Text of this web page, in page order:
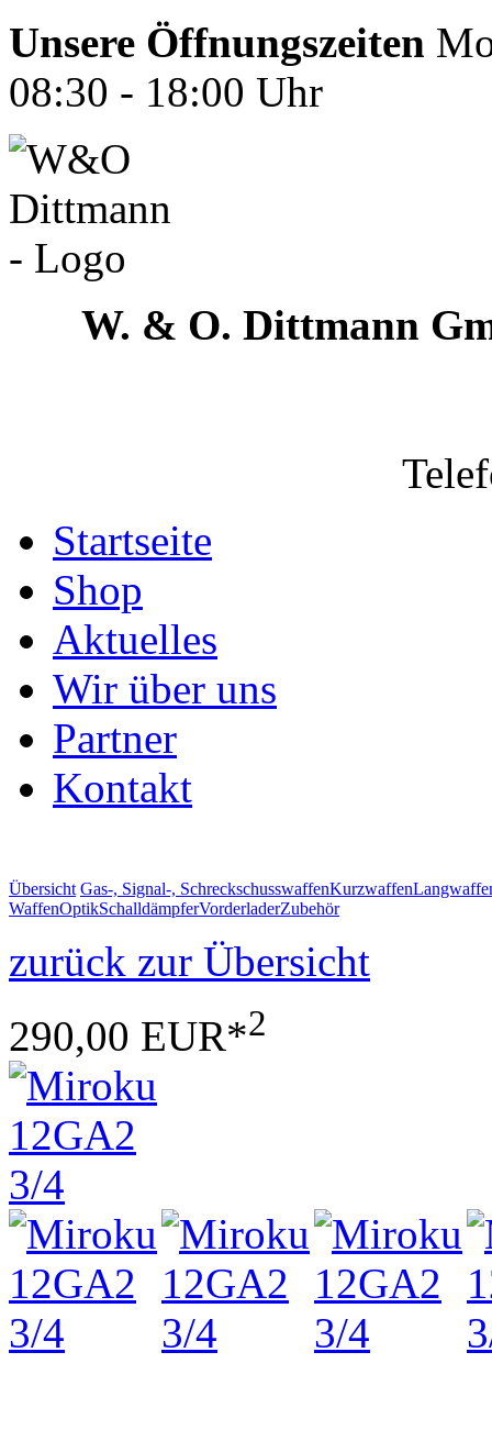
Unsere Öffnungszeiten
08:30 - 18:00 Uhr
W. & O. Dittmann
Startseite
Shop
Aktuelles
Wir über uns
Partner
Kontakt
Übersicht Gas-, Signal-, SchreckschusswaffenKurzwaffen
WaffenOptikSchalldämpferVorderladerZubehör
zurück zur Übersicht
290,00 EUR*2